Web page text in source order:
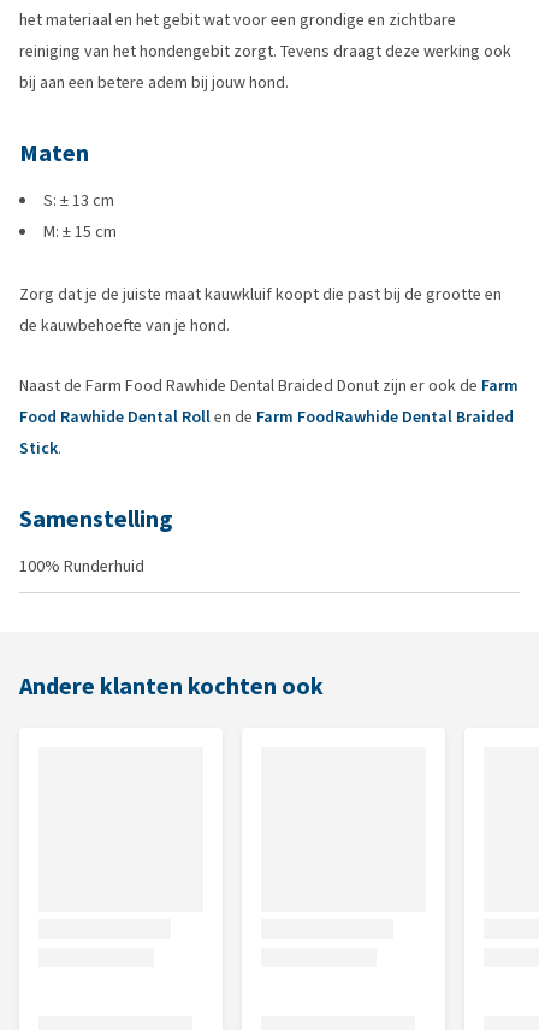
het materiaal en het gebit wat voor een grondige en zichtbare
reiniging van het hondengebit zorgt. Tevens draagt deze werking ook
bij aan een betere adem bij jouw hond.
Maten
S: ± 13 cm
M: ± 15 cm
Zorg dat je de juiste maat kauwkluif koopt die past bij de grootte en
de kauwbehoefte van je hond.
Naast de Farm Food Rawhide Dental Braided Donut zijn er ook de Farm
Food Rawhide Dental Rollen de Farm FoodRawhide Dental Braided
Stick.
Samenstelling
100% Runderhuid
Andere klanten kochten ook